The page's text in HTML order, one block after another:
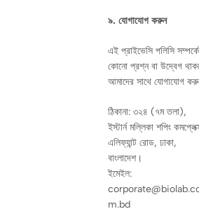
৯. যোগাযোগ করুন
এই প্রাইভেসি পলিসি সম্পর্কে
কোনো প্রশ্ন বা উদ্বেগ
আমাদের সাথে যোগাযোগ
ঠিকানা: ৩২৪ (৭ম তলা),
ইস্টার্ন মল্লিকা শপিং
এলিফ্যান্ট রোড, ঢাকা,
বাংলাদেশ।
ইমেইল:
m.bd